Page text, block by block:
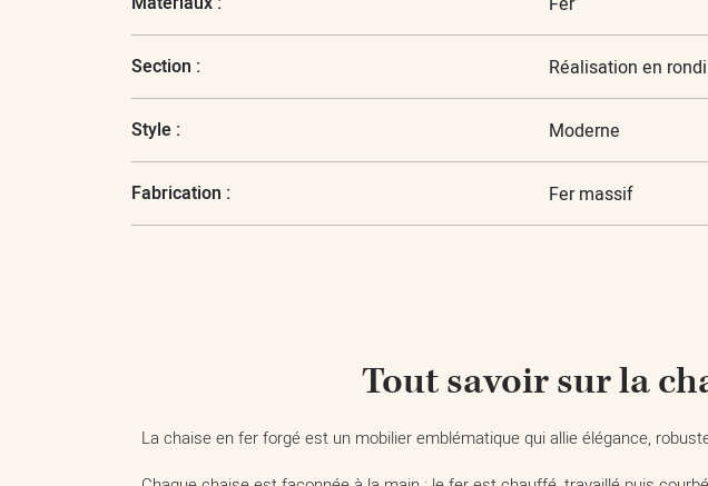
Section : Réalisation en
Style : Moderne
Fabrication : Fer massif
Tout savoir sur la
La chaise en fer forgé est un mobilier emblématique qui allie élégance,